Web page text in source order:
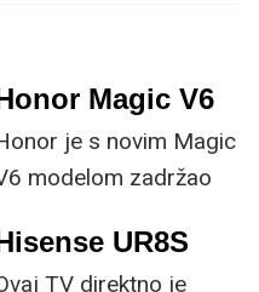
Magic V6
je s novim Magic
modelom zadržao
no
UR8S
TV direktno je